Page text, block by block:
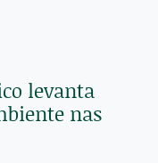
levanta
nas